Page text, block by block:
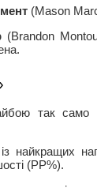
(Mason
(Brandon
так само
найкращих
(PP%).